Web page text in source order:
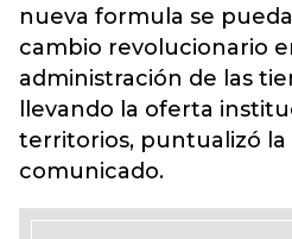
nueva formula se
cambio revolucionario
administración de las
llevando la oferta
territorios, puntualizó la
comunicado.